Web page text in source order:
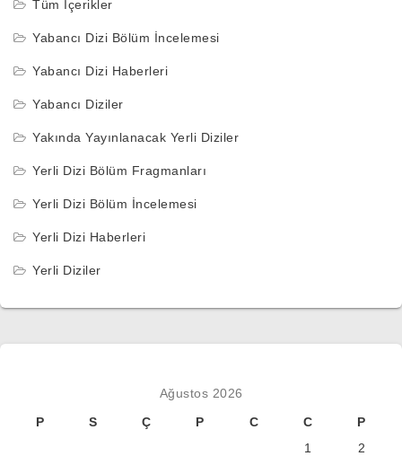
Tüm İçerikler
Yabancı Dizi Bölüm İncelemesi
Yabancı Dizi Haberleri
Yabancı Diziler
Yakında Yayınlanacak Yerli Diziler
Yerli Dizi Bölüm Fragmanları
Yerli Dizi Bölüm İncelemesi
Yerli Dizi Haberleri
Yerli Diziler
Ağustos 2026
P
S Ç P C C
P
1
2